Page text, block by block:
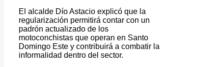
El alcalde Dío Astacio explicó que la
regularización permitirá contar con un
padrón actualizado de los
motoconchistas que operan en Santo
Domingo Este y contribuirá a combatir la
informalidad dentro del sector.